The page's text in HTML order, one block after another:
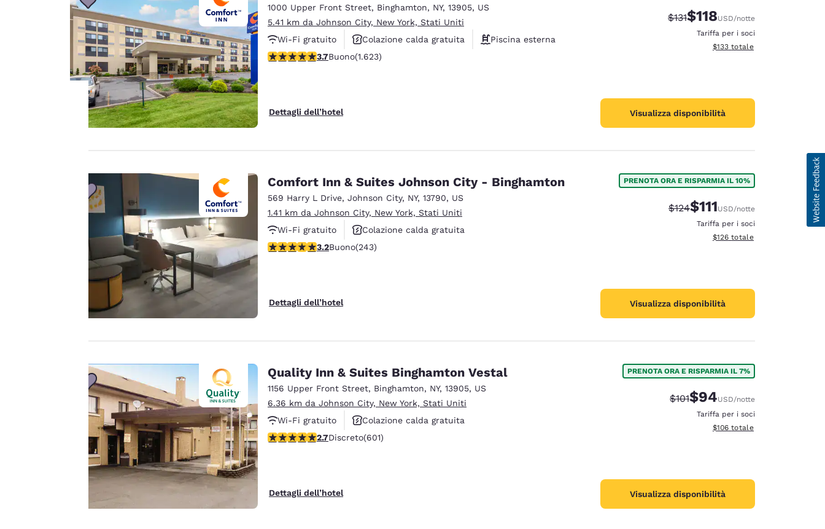
1000 Upper Front Street, Binghamton, NY, 13905, US
5.41 km da Johnson City, New York, Stati Uniti
Wi-Fi gratuito
Colazione calda gratuita
Piscina esterna
Valutazione di 3.67 stelle. Buono. 1623 recensioni
3.7Buono(1.623)
Dettagli dell’hotel
Tariffa di barratura:
$131Tariffa scontata:
$118USD/notte
Tariffa per i soci
Visualizza i dettagli totali
$133 totale
Visualizza disponibilità
Comfort Inn & Suites Johnson City - Binghamton
569 Harry L Drive, Johnson City, NY, 13790, US
1.41 km da Johnson City, New York, Stati Uniti
Wi-Fi gratuito
Colazione calda gratuita
Animali ammessi
Valutazione di 3.23 stelle. Buono. 243 recensioni
3.2Buono(243)
Dettagli dell’hotel
PRENOTA ORA E RISPARMIA IL 10%
Tariffa di barratura:
$124Tariffa scontata:
$111USD/notte
Tariffa per i soci
Visualizza i dettagli totali
$126 totale
Visualizza disponibilità
Quality Inn & Suites Binghamton Vestal
1156 Upper Front Street, Binghamton, NY, 13905, US
6.36 km da Johnson City, New York, Stati Uniti
Wi-Fi gratuito
Colazione calda gratuita
Animali ammessi
Valutazione di 2.69 stelle. Discreto. 601 recensioni
2.7Discreto(601)
Dettagli dell’hotel
PRENOTA ORA E RISPARMIA IL 7%
Tariffa di barratura:
$101Tariffa scontata:
$94USD/notte
Tariffa per i soci
Visualizza i dettagli totali
$106 totale
Visualizza disponibilità
La tua
importante
Il nostro sito utilizza
cookie, anche di terze
parti, per finalità
analitiche e per
offrirti un'esperienza
web personalizzata
inviandoti annunci
pubblicitari in linea
significa che
possiamo ricordare i
tuoi dati, mostrarti i
prodotti di tuo
continuare a
migliorare i nostri
servizi. Puoi
modificare queste
impostazioni in
Accetta Tutti i Cookie